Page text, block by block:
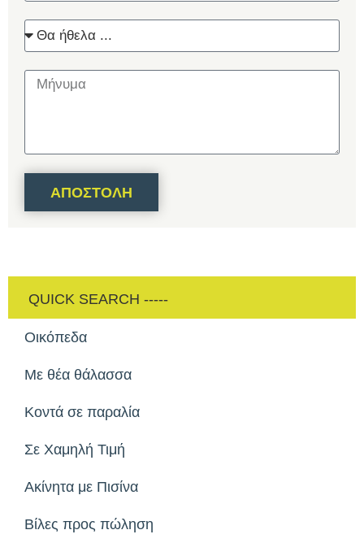
ΑΠΟΣΤΟΛΉ
Οικόπεδα
Με θέα θάλασσα
Κοντά σε παραλία
Σε Χαμηλή Τιμή
Ακίνητα με Πισίνα
Βίλες προς πώληση